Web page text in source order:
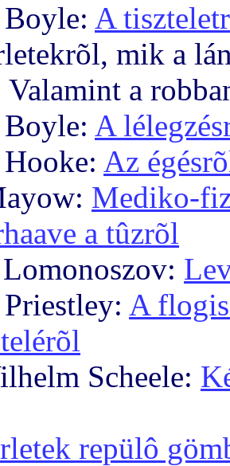
A
mik a
a
A
Az
Mediko-
a tûzrõl
A
Scheele:
repülô